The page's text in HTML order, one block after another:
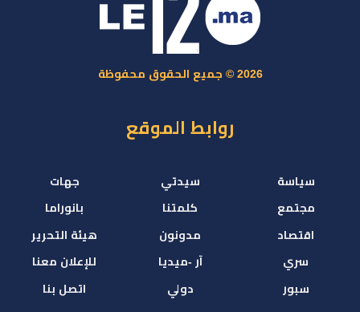
2026 © جميع الحقوق محفوظة
روابط الموقع
سياسة
مجتمع
اقتصاد
سري
سبور
سيدتي
كلمتنا
مدونون
آر -ميديا
دولي
جهات
بانوراما
هيئة التحرير
للإعلان معنا
اتصل بنا